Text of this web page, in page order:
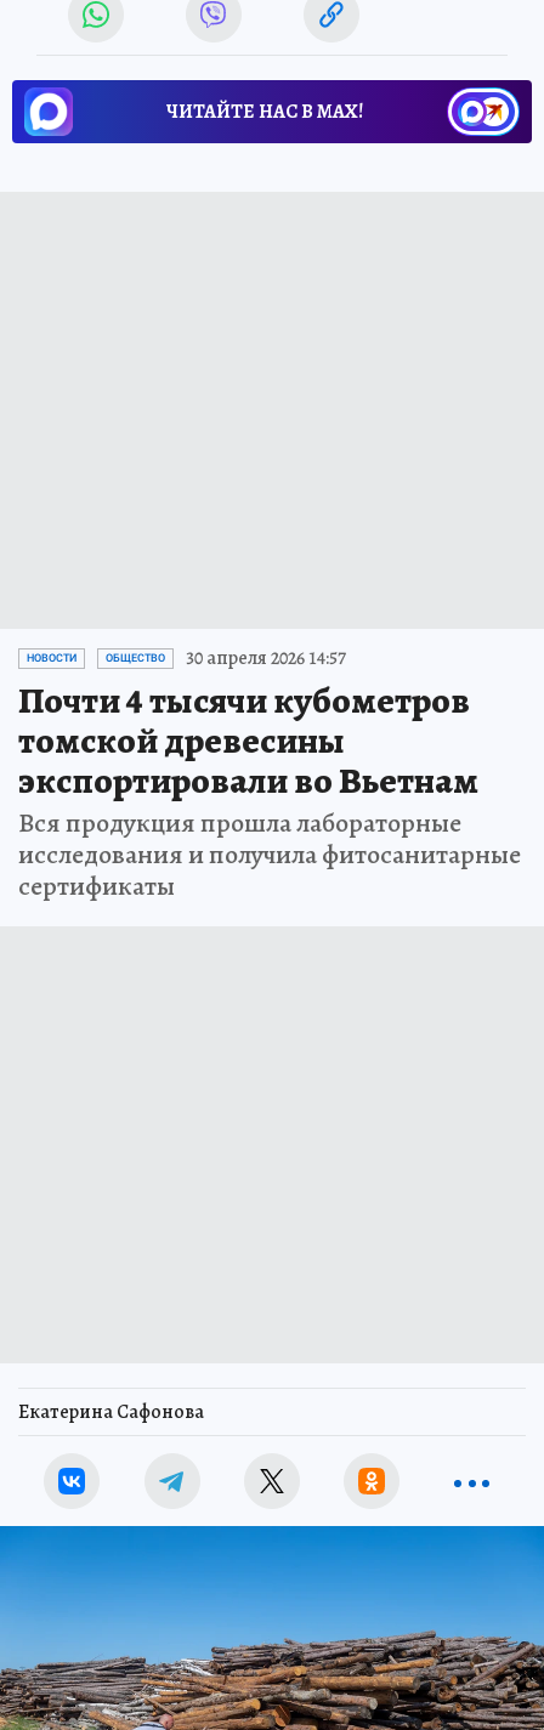
ЧИТАЙТЕ НАС В МАХ!
НОВОСТИ ОБЩЕСТВО 30 апреля 2026 14:57
Почти 4 тысячи кубометров
томской древесины
экспортировали во Вьетнам
Вся продукция прошла лабораторные
исследования и получила фитосанитарные
сертификаты
Екатерина Сафонова